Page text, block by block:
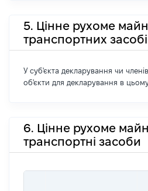
5. Цінне рухоме
транспортних
У суб'єкта декларування чи членів
об'єкти для декларування в цьому
6. Цінне рухоме
транспортні засоби